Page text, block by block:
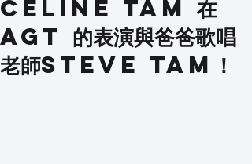
Celine Tam 在
AGT 的表演與爸爸歌唱
老師Steve Tam！